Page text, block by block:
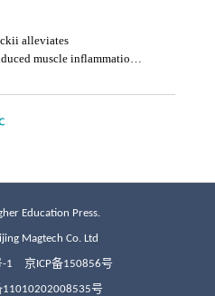
Education Press.
Magtech Co. Ltd
-1 京ICP备150856号
号